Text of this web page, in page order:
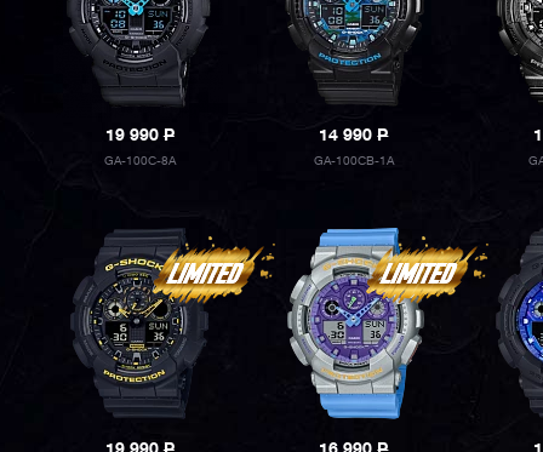
19 990P
GA-100C-8A
14 990P
GA-100CB-1A